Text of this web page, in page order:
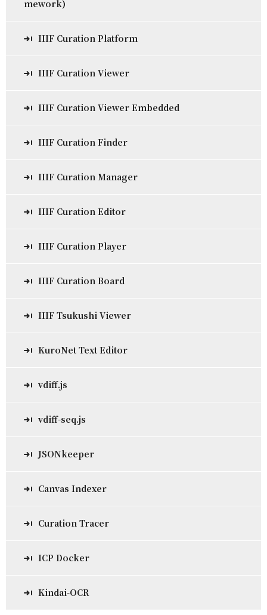
mework)
IIIF Curation Platform
IIIF Curation Viewer
IIIF Curation Viewer Embedded
IIIF Curation Finder
IIIF Curation Manager
IIIF Curation Editor
IIIF Curation Player
IIIF Curation Board
IIIF Tsukushi Viewer
KuroNet Text Editor
vdiff.js
vdiff-seq.js
JSONkeeper
Canvas Indexer
Curation Tracer
ICP Docker
Kindai-OCR